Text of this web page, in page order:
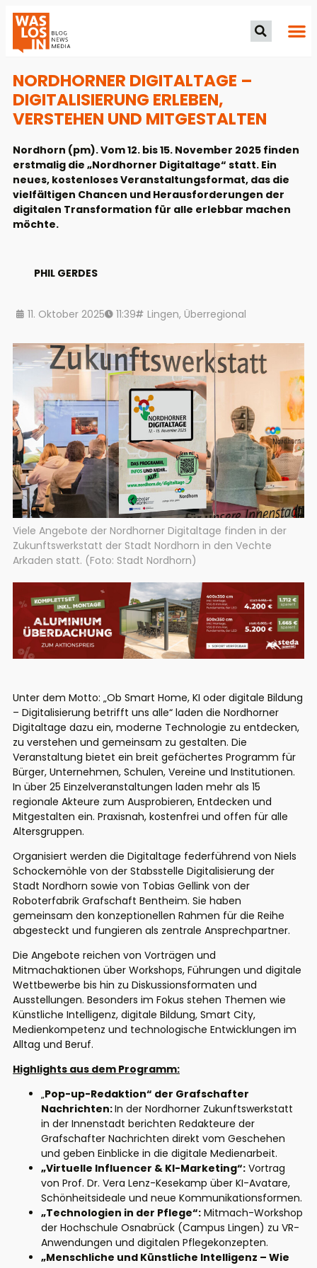
NORDHORNER DIGITALTAGE –
DIGITALISIERUNG ERLEBEN,
VERSTEHEN UND MITGESTALTEN
Nordhorn (pm). Vom 12. bis 15. November 2025 finden
erstmalig die „Nordhorner Digitaltage“ statt. Ein
neues, kostenloses Veranstaltungsformat, das die
vielfältigen Chancen und Herausforderungen der
digitalen Transformation für alle erlebbar machen
möchte.
PHIL GERDES
11. Oktober 2025 11:39 Lingen, Überregional
Viele Angebote der Nordhorner Digitaltage finden in der
Zukunftswerkstatt der Stadt Nordhorn in den Vechte
Arkaden statt. (Foto: Stadt Nordhorn)
Unter dem Motto: „Ob Smart Home, KI oder digitale Bildung
– Digitalisierung betrifft uns alle“ laden die Nordhorner
Digitaltage dazu ein, moderne Technologie zu entdecken,
zu verstehen und gemeinsam zu gestalten. Die
Veranstaltung bietet ein breit gefächertes Programm für
Bürger, Unternehmen, Schulen, Vereine und Institutionen.
In über 25 Einzelveranstaltungen laden mehr als 15
regionale Akteure zum Ausprobieren, Entdecken und
Mitgestalten ein. Praxisnah, kostenfrei und offen für alle
Altersgruppen.
Organisiert werden die Digitaltage federführend von Niels
Schockemöhle von der Stabsstelle Digitalisierung der
Stadt Nordhorn sowie von Tobias Gellink von der
Roboterfabrik Grafschaft Bentheim. Sie haben
gemeinsam den konzeptionellen Rahmen für die Reihe
abgesteckt und fungieren als zentrale Ansprechpartner.
Die Angebote reichen von Vorträgen und
Mitmachaktionen über Workshops, Führungen und digitale
Wettbewerbe bis hin zu Diskussionsformaten und
Ausstellungen. Besonders im Fokus stehen Themen wie
Künstliche Intelligenz, digitale Bildung, Smart City,
Medienkompetenz und technologische Entwicklungen im
Alltag und Beruf.
Highlights aus dem Programm:
„Pop-up-Redaktion“ der Grafschafter
Nachrichten:In der Nordhorner Zukunftswerkstatt
in der Innenstadt berichten Redakteure der
Grafschafter Nachrichten direkt vom Geschehen
und geben Einblicke in die digitale Medienarbeit.
„Virtuelle Influencer & KI-Marketing“: Vortrag
von Prof. Dr. Vera Lenz-Kesekamp über KI-Avatare,
Schönheitsideale und neue Kommunikationsformen.
„Technologien in der Pflege“: Mitmach-Workshop
der Hochschule Osnabrück (Campus Lingen) zu VR-
Anwendungen und digitalen Pflegekonzepten.
„Menschliche und Künstliche Intelligenz – Wie